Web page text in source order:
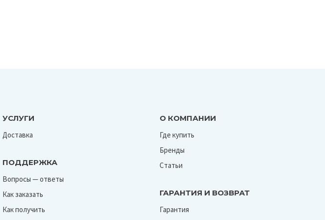
УСЛУГИ
Доставка
ПОДДЕРЖКА
Вопросы — ответы
Как заказать
Как получить
О КОМПАНИИ
Где купить
Бренды
Статьи
ГАРАНТИЯ И ВОЗВРАТ
Гарантия